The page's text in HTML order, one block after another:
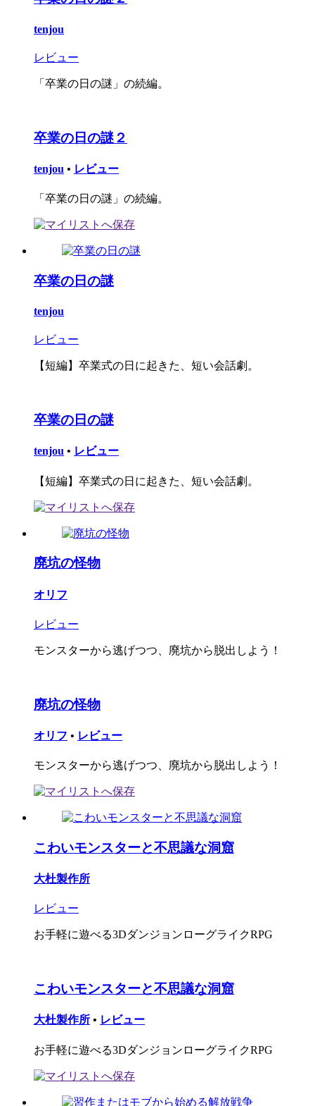
tenjou
レビュー
「卒業の日の謎」の続編。
卒業の日の謎２
tenjou • レビュー
「卒業の日の謎」の続編。
卒業の日の謎
tenjou
レビュー
【短編】卒業式の日に起きた、短い会話劇。
卒業の日の謎
tenjou • レビュー
【短編】卒業式の日に起きた、短い会話劇。
廃坑の怪物
オリフ
レビュー
モンスターから逃げつつ、廃坑から脱出しよう！
廃坑の怪物
オリフ • レビュー
モンスターから逃げつつ、廃坑から脱出しよう！
こわいモンスターと不思議な洞窟
大杜製作所
レビュー
お手軽に遊べる3DダンジョンローグライクRPG
こわいモンスターと不思議な洞窟
大杜製作所 • レビュー
お手軽に遊べる3DダンジョンローグライクRPG